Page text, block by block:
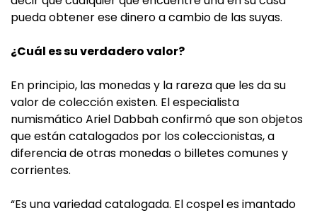
pueda obtener ese dinero a cambio de las suyas.
¿Cuál es su verdadero valor?
En principio, las monedas y la rareza que les da su
valor de colección existen. El especialista
numismático Ariel Dabbah confirmó que son objetos
que están catalogados por los coleccionistas, a
diferencia de otras monedas o billetes comunes y
corrientes.
“Es una variedad catalogada. El cospel es imantado